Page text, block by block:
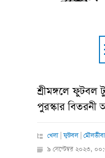
শ্রীমঙ্গলে ফুটবল
পুরস্কার বিতরনী
খেলা|ফুটবল|
৯ সেপ্টেম্বর ২০২৩,